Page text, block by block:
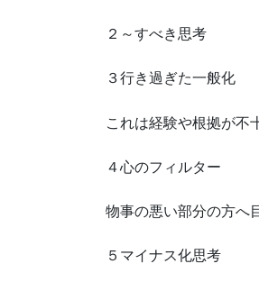
２～すべき思考
３行き過ぎた一般化
これは経験や根拠が不
４心のフィルター
物事の悪い部分の方へ
５マイナス化思考